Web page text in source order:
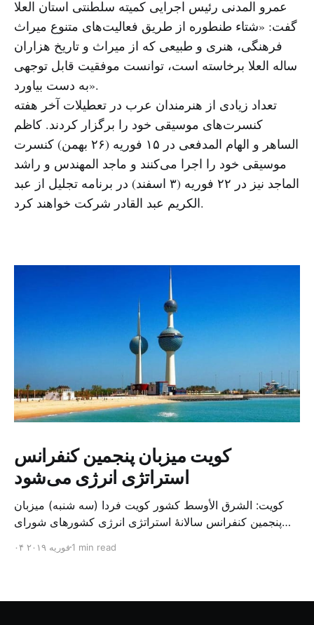
عمرو المدنی رئیس اجرایی کمیته سلطنتی استان العلا
گفت: «شتاء طنطوره از طریق فعالیت‌های متنوع میراث
فرهنگی، هنری و طبیعی که از میراث و تاریخ هزاران
ساله العلا برخاسته است، توانست موفقیت قابل توجهی
به دست بیاورد».
تعداد زیادی از هنرمندان عرب در تعطیلات آخر هفته
کنسرت‌های موسیقی خود را برگزار کردند. کاظم
الساهر و الهام المدفعی در ۱۵ فوریه (۲۶ بهمن) کنسرت
موسیقی خود را اجرا می‌کنند و ماجد المهندس و راشد
الماجد نیز در ۲۲ فوریه (۳ اسفند) در برنامه تجلیل از عبد
الکریم عبد القادر شرکت خواهند کرد.
کویت میزبان پنجمین کنفرانس
استراتژی انرژی می‌شود
کویت: الشرق الأوسط کشور کویت فردا (سه شنبه) میزبان
پنجمین کنفرانس سالانهٔ استراتژی انرژی کشورهای شورای
متخصص از شرکت‌های جهانی نفت و گاز در این کنفرانس
۰۴ فوریه ۲۰۱۹1 min read